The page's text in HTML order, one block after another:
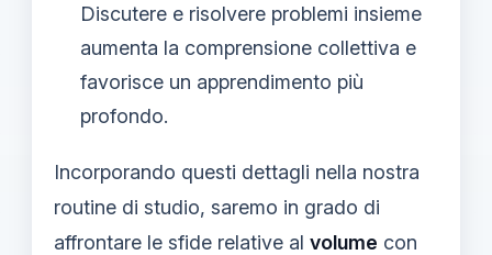
Discutere e risolvere problemi insieme
aumenta la comprensione collettiva e
favorisce un apprendimento più
profondo.
Incorporando questi dettagli nella nostra
routine di studio, saremo in grado di
affrontare le sfide relative al volume con